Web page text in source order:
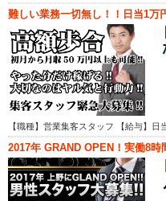
難しい業務一切無し！！日当1万
【職種】営業集客スタッフ 【給与】日
2017年 GRAND OPEN！実働8